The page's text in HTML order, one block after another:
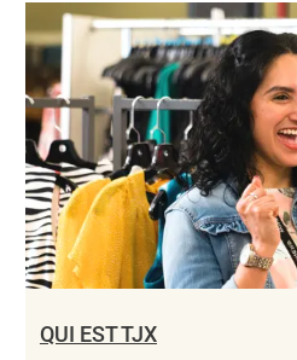
QUI EST TJX